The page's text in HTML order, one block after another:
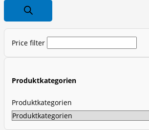
o
d
c
Price filter
Produktkategorien
Produktkategorien